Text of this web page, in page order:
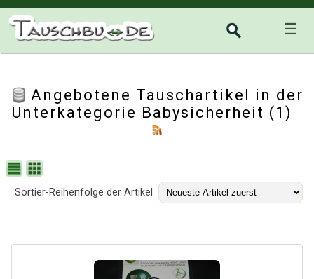
☰
Angebotene Tauschartikel in der
Unterkategorie Babysicherheit (1)
Sortier-Reihenfolge der Artikel